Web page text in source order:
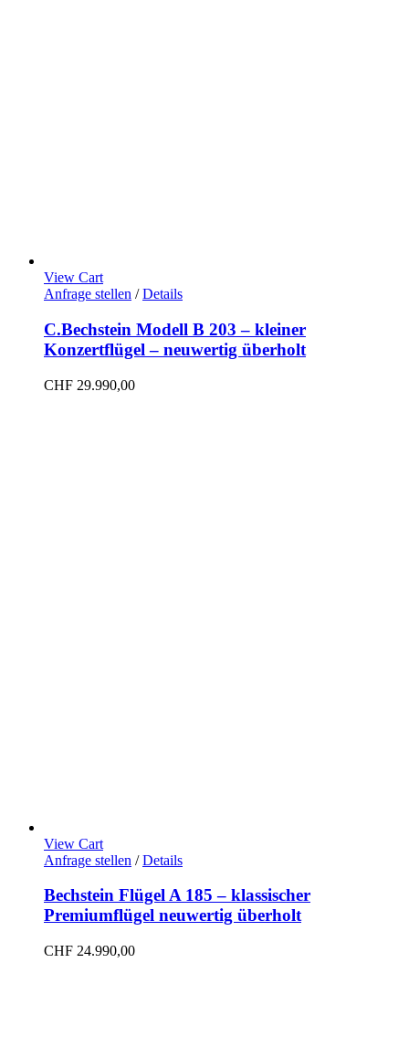
View Cart
Anfrage stellen / Details
C.Bechstein Modell B 203 – kleiner
Konzertflügel – neuwertig überholt
CHF 29.990,00
View Cart
Anfrage stellen / Details
Bechstein Flügel A 185 – klassischer
Premiumflügel neuwertig überholt
CHF 24.990,00